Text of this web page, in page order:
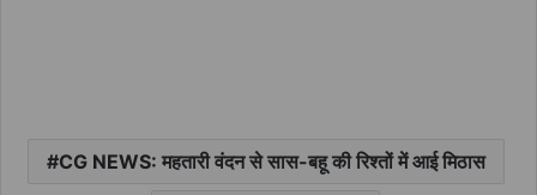
CG NEWS: महतारी वंदन से सास-बहू की रिश्तों में आई मिठास